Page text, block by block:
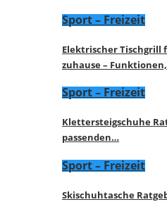
Sport – Freizeit
Elektrischer Tischgrill
zuhause –
Sport – Freizeit
Klettersteigschuhe
passenden…
Sport – Freizeit
Skischuhtasche